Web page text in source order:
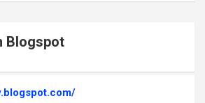
Blogspot